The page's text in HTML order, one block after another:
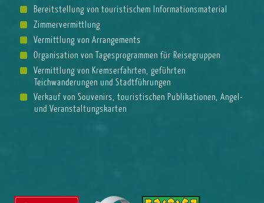
Bereitstellung von touristischem Informationsmaterial
Zimmervermittlung
Vermittlung von Arrangements
Organisation von Tagesprogrammen für Reisegruppen
Vermittlung von Kremserfahrten, geführten
Teichwanderungen und Stadtführungen
Verkauf von Souvenirs, touristischen Publikationen, Angel-
und Veranstaltungskarten